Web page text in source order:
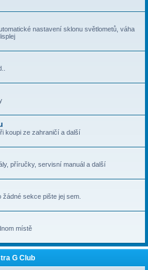
nastavení sklonu světlometů, váha
koupi ze zahraničí a další
příručky, servisní manuál a další
sekce pište jej sem.
místě
G Club